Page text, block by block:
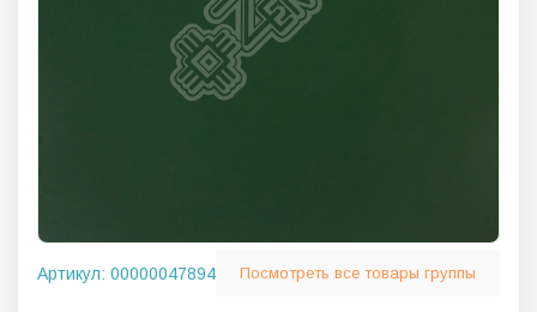
Артикул: 00000047894 Посмотреть все товары группы